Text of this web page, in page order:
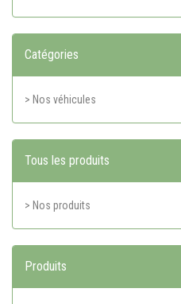
Catégories
> Nos véhicules
Tous les produits
> Nos produits
Produits